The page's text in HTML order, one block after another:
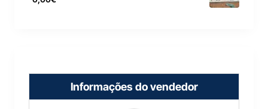
Informações do vendedor